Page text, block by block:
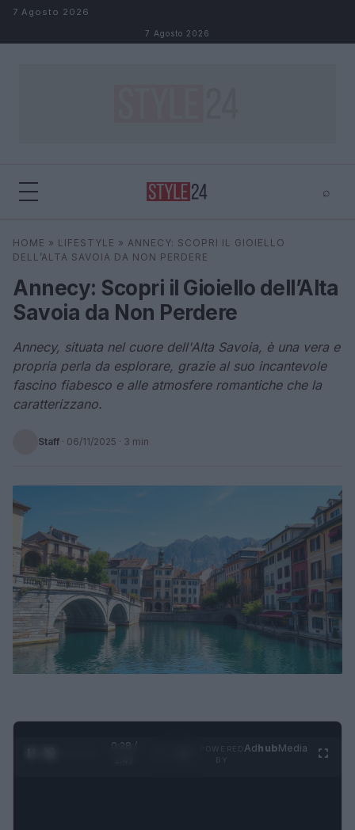
Salta al contenuto
7 Agosto 2026
7 Agosto 2026
⌕
Cerca
HOME » LIFESTYLE » ANNECY: SCOPRI IL GIOIELLO
DELL’ALTA SAVOIA DA NON PERDERE
Annecy: Scopri il Gioiello dell’Alta
Savoia da Non Perdere
Annecy, situata nel cuore dell'Alta Savoia, è una vera e
propria perla da esplorare, grazie al suo incantevole
fascino fiabesco e alle atmosfere romantiche che la
caratterizzano.
Staff · 06/11/2025 · 3 min
0:29 /
AdhubMedia